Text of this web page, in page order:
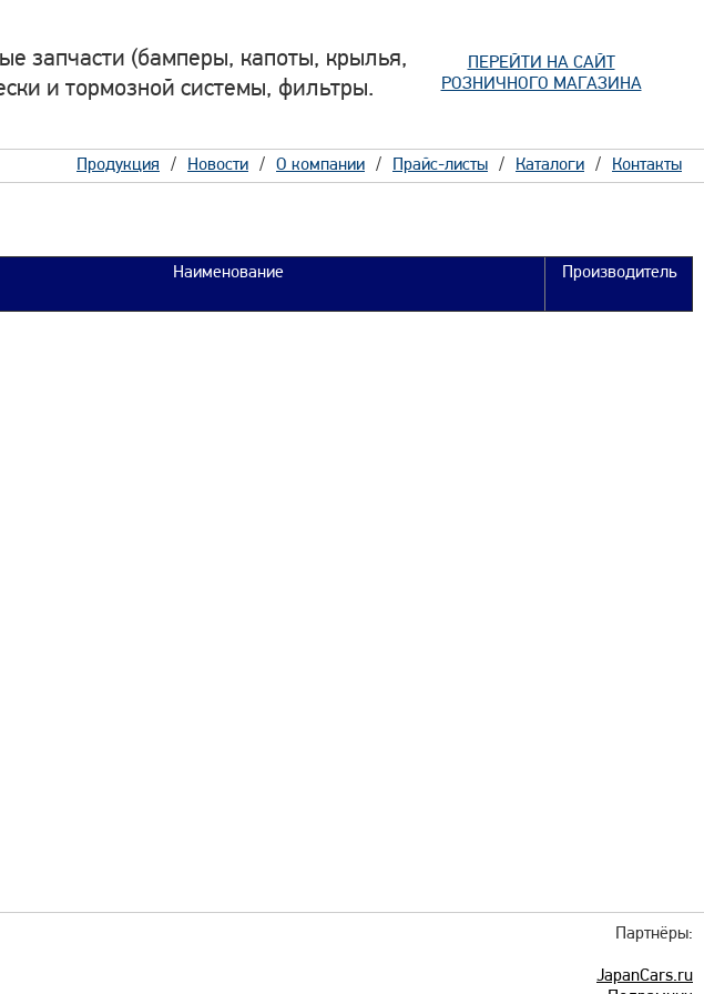
запчасти (бамперы, капоты, крылья,
и тормозной системы, фильтры.
ПЕРЕЙТИ НА САЙТ
РОЗНИЧНОГО МАГАЗИНА
Продукция Новости О компании Прайс-листы Каталоги Контакты
Наименование Производитель
Партнёры:
JapanCars.ru